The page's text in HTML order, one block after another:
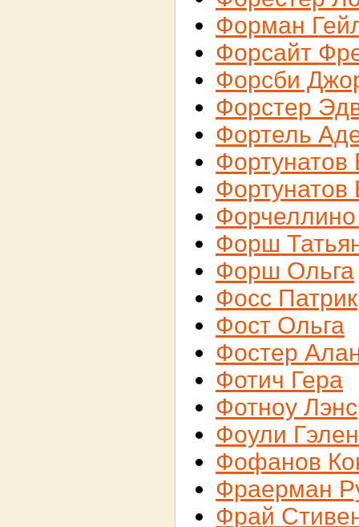
Форман
Форсайт
Форсби
Форстер
Фортель
Фортунатов
Фортунатов
Форш
Форш Ольга
Фосс Патрик
Фост Ольга
Фостер
Фотич Гера
Фотноу Лэнс
Фоули Гэлен
Фофанов
Фраерман
Фрай